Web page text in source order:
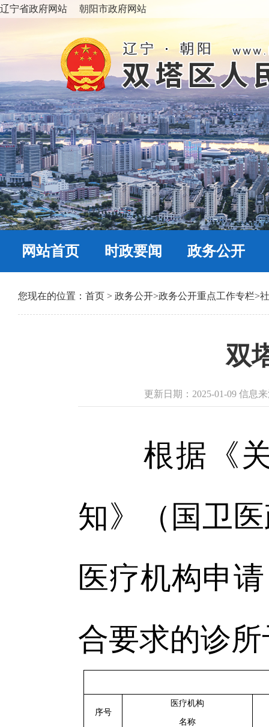
辽宁省政府网站 朝阳市政府网站
网站首页 时政要闻 政务公开
您现在的位置： 首页 > 政务公开>政务公开重点工作专栏>
双
更新日期：2025-01-09 信息
根据《关
知》（国卫
医疗机构申
合要求的诊
序号
医疗机构
名称